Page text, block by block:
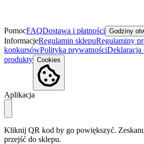
PomocFAQDostawa i płatności Godziny
InformacjeRegulamin sklepuRegulaminy
konkursówPolityka prywatnościDeklaracja
produkty Cookies
Aplikacja
Kliknij QR kod by go powiększyć.
przejść do sklepu.